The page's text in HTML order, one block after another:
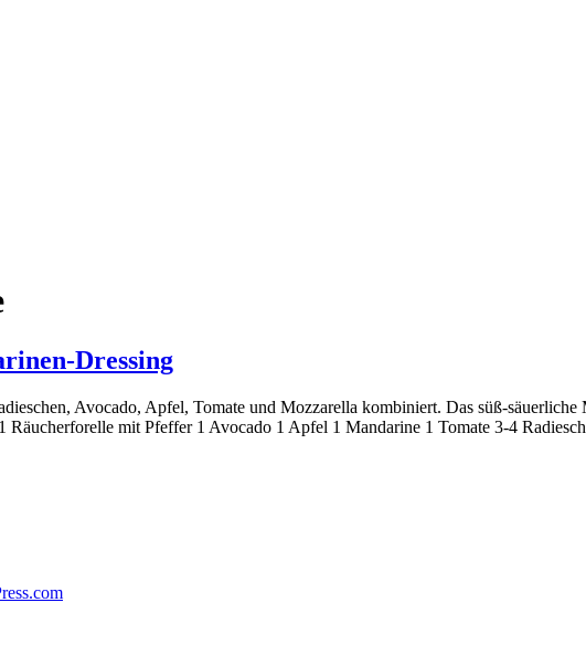
Dressing
Avocado, Apfel, Tomate und Mozzarella kombiniert. Das süß-
Räucherforelle mit Pfeffer 1 Avocado 1 Apfel 1 Mandarine 1 Tomate 3-4